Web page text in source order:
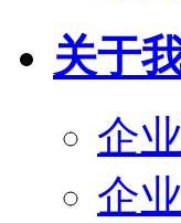
关于
企
企